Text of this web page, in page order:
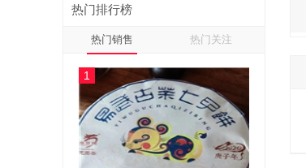
热门排行榜
热门销售 热门关注
1